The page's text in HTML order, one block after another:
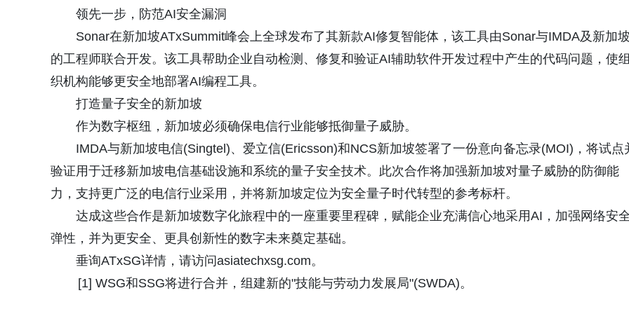
领先一步，防范AI安全漏洞
Sonar在新加坡ATxSummit峰会上全球发布了其新款AI修复智能体，该工具由Sonar与IMDA及新加坡
的工程师联合开发。该工具帮助企业自动检测、修复和验证AI辅助软件开发过程中产生的代码问题，使组
织机构能够更安全地部署AI编程工具。
打造量子安全的新加坡
作为数字枢纽，新加坡必须确保电信行业能够抵御量子威胁。
IMDA与新加坡电信(Singtel)、爱立信(Ericsson)和NCS新加坡签署了一份意向备忘录(MOI)，将试点
验证用于迁移新加坡电信基础设施和系统的量子安全技术。此次合作将加强新加坡对量子威胁的防御能
力，支持更广泛的电信行业采用，并将新加坡定位为安全量子时代转型的参考标杆。
达成这些合作是新加坡数字化旅程中的一座重要里程碑，赋能企业充满信心地采用AI，加强网络安
弹性，并为更安全、更具创新性的数字未来奠定基础。
垂询ATxSG详情，请访问asiatechxsg.com。
[1] WSG和SSG将进行合并，组建新的"技能与劳动力发展局"(SWDA)。